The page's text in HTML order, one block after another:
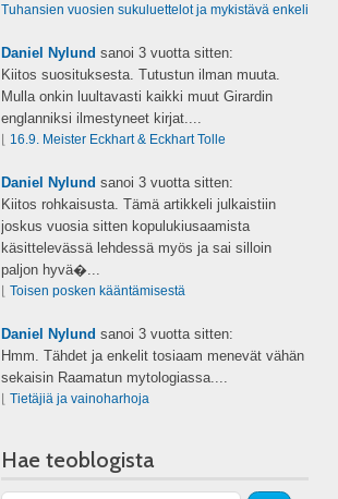
Tuhansien vuosien sukuluettelot ja mykistävä enkeli
Daniel Nylund sanoi 3 vuotta sitten:
Kiitos suosituksesta. Tutustun ilman muuta.
Mulla onkin luultavasti kaikki muut Girardin
englanniksi ilmestyneet kirjat....
16.9. Meister Eckhart & Eckhart Tolle
Daniel Nylund sanoi 3 vuotta sitten:
Kiitos rohkaisusta. Tämä artikkeli julkaistiin
joskus vuosia sitten kopulukiusaamista
käsittelevässä lehdessä myös ja sai silloin
paljon hyvä�...
Toisen posken kääntämisestä
Daniel Nylund sanoi 3 vuotta sitten:
Hmm. Tähdet ja enkelit tosiaam menevät vähän
sekaisin Raamatun mytologiassa....
Tietäjiä ja vainoharhoja
Hae teoblogista